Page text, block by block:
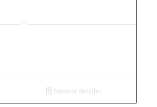
Mostrar detalles